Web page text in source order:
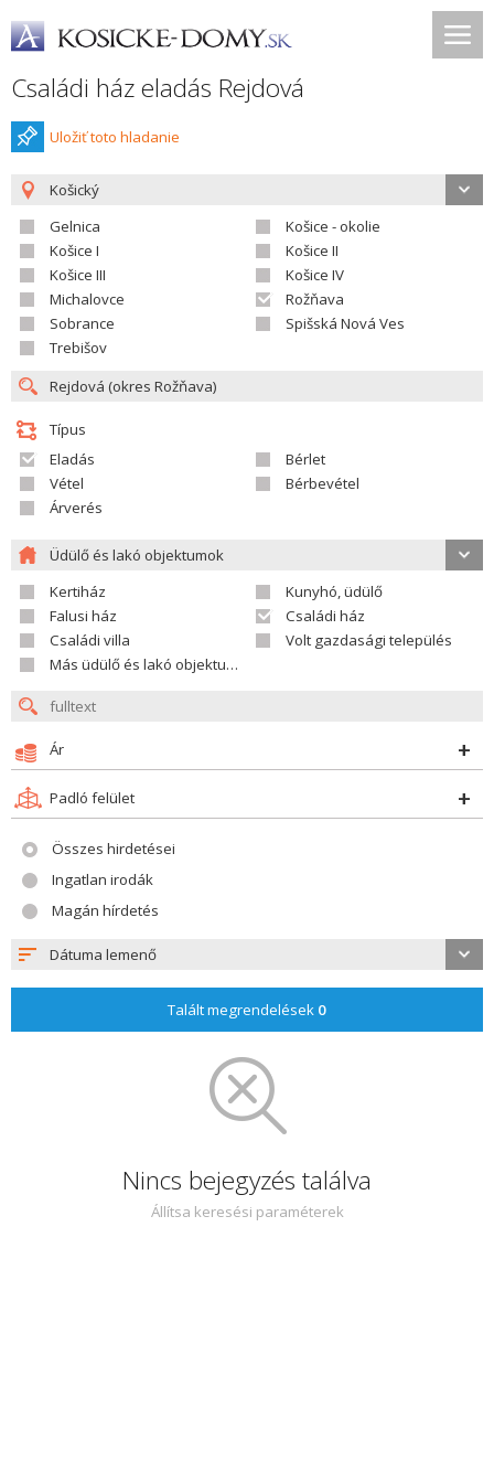
Családi ház eladás Rejdová
Uložiť toto hladanie
Košický
Gelnica
Košice - okolie
Košice I
Košice II
Košice III
Košice IV
Michalovce
Rožňava
Sobrance
Spišská Nová Ves
Trebišov
Típus
Eladás
Bérlet
Vétel
Bérbevétel
Árverés
Üdülő és lakó objektumok
Kertiház
Kunyhó, üdülő
Falusi ház
Családi ház
Családi villa
Volt gazdasági település
Más üdülő és lakó objektumok
Ár
Padló felület
Összes hirdetései
Ingatlan irodák
Magán hírdetés
Dátuma lemenő
Talált megrendelések 0
Nincs bejegyzés találva
Állítsa keresési paraméterek